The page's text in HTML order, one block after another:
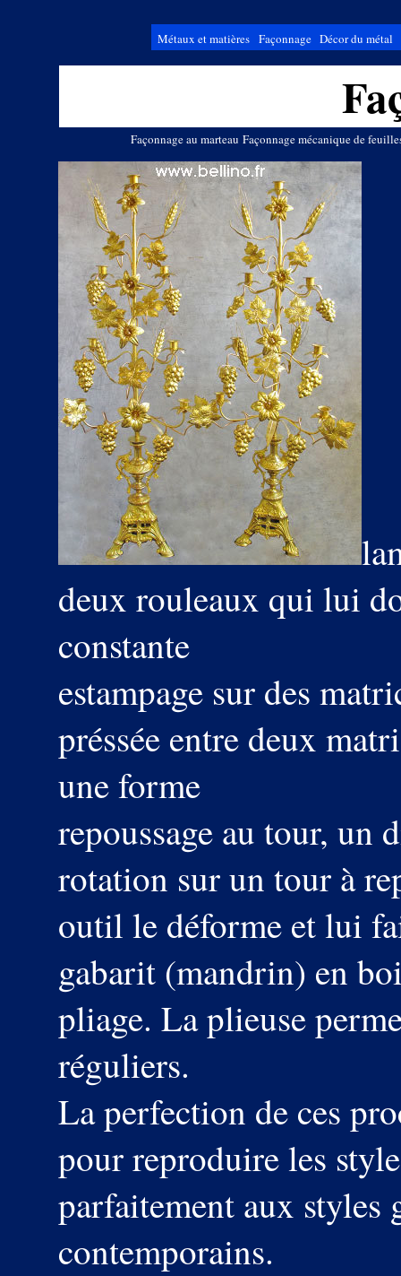
Métaux et matières Façonnage Décor du métal
Façonnage au marteau Façonnage mécanique de
deux rouleaux qui lui
constante
estampage sur des
préssée entre deux
une forme
repoussage au tour, un
rotation sur un tour à
outil le déforme et lui
gabarit (mandrin) en
pliage. La plieuse
réguliers.
La perfection de ces
pour reproduire les
parfaitement aux styles
contemporains.